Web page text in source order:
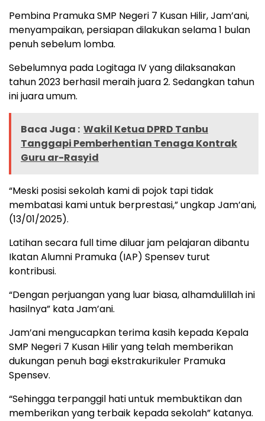
Pembina Pramuka SMP Negeri 7 Kusan Hilir, Jam’ani,
menyampaikan, persiapan dilakukan selama 1 bulan
penuh sebelum lomba.
Sebelumnya pada Logitaga IV yang dilaksanakan
tahun 2023 berhasil meraih juara 2. Sedangkan tahun
ini juara umum.
Baca Juga : Wakil Ketua DPRD Tanbu
Tanggapi Pemberhentian Tenaga Kontrak
Guru ar-Rasyid
“Meski posisi sekolah kami di pojok tapi tidak
membatasi kami untuk berprestasi,” ungkap Jam’ani,
(13/01/2025).
Latihan secara full time diluar jam pelajaran dibantu
Ikatan Alumni Pramuka (IAP) Spensev turut
kontribusi.
“Dengan perjuangan yang luar biasa, alhamdulillah ini
hasilnya” kata Jam’ani.
Jam’ani mengucapkan terima kasih kepada Kepala
SMP Negeri 7 Kusan Hilir yang telah memberikan
dukungan penuh bagi ekstrakurikuler Pramuka
Spensev.
“Sehingga terpanggil hati untuk membuktikan dan
memberikan yang terbaik kepada sekolah” katanya.